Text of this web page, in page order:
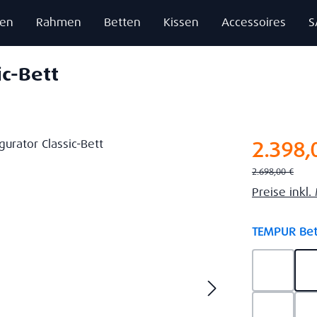
Rahmen Betten Kissen Accessoires
Bett
Regulärer Preis:
2.698,00 €
Preise inkl.
TEMPUR